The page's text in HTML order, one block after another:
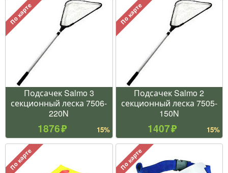
По карте
Подсачек Salmo 3
секционный леска 7506-
220N
1876 15%
По карте
Подсачек Salmo 2
секционный леска 7505-
150N
1407 15%
По карте По карте